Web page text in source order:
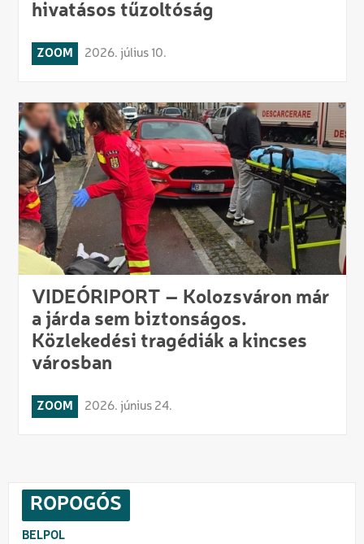
hivatásos tűzoltóság
ZOOM 2026. július 10.
VIDEÓRIPORT – Kolozsváron már
a járda sem biztonságos.
Közlekedési tragédiák a kincses
városban
ZOOM 2026. június 24.
ROPOGÓS
BELPOL